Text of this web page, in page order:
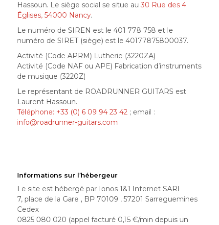
Hassoun. Le siège social se situe au 30 Rue des 4
Églises, 54000 Nancy.
Le numéro de SIREN est le 401 778 758 et le
numéro de SIRET (siège) est le 40177875800037.
Activité (Code APRM) Lutherie (3220ZA)
Activité (Code NAF ou APE) Fabrication d’instruments
de musique (3220Z)
Le représentant de ROADRUNNER GUITARS est
Laurent Hassoun.
Téléphone: +33 (0) 6 09 94 23 42 ; email :
info@roadrunner-guitars.com
Informations sur l’hébergeur
Le site est hébergé par Ionos 1&1 Internet SARL
7, place de la Gare , BP 70109 , 57201 Sarreguemines
Cedex
0825 080 020 (appel facturé 0,15 €/min depuis un